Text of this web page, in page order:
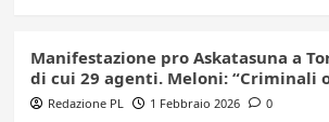
Manifestazione pro Askatasuna a
di cui 29 agenti. Meloni: “Criminali
Redazione PL 1 Febbraio 2026 0